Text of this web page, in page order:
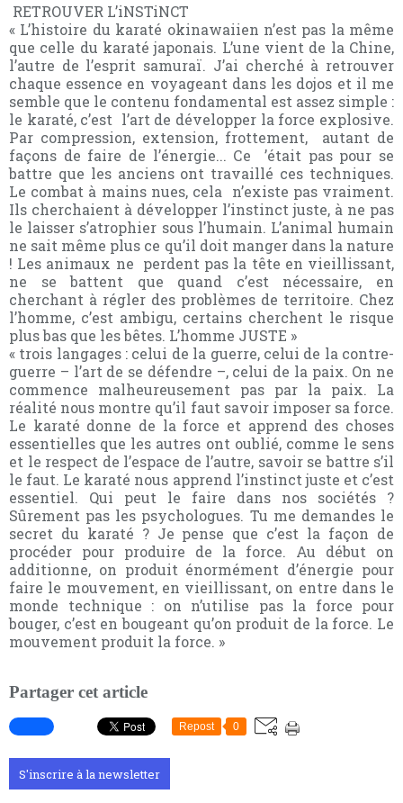
RETROUVER L’iNSTiNCT
« L’histoire du karaté okinawaiien n’est pas la même
que celle du karaté japonais. L’une vient de la Chine,
l’autre de l’esprit samuraï. J’ai cherché à retrouver
chaque essence en voyageant dans les dojos et il me
semble que le contenu fondamental est assez simple :
le karaté, c’est l’art de développer la force explosive.
Par compression, extension, frottement, autant de
façons de faire de l’énergie... Ce ’était pas pour se
battre que les anciens ont travaillé ces techniques.
Le combat à mains nues, cela n’existe pas vraiment.
Ils cherchaient à développer l’instinct juste, à ne pas
le laisser s’atrophier sous l’humain. L’animal humain
ne sait même plus ce qu’il doit manger dans la nature
! Les animaux ne perdent pas la tête en vieillissant,
ne se battent que quand c’est nécessaire, en
cherchant à régler des problèmes de territoire. Chez
l’homme, c’est ambigu, certains cherchent le risque
plus bas que les bêtes. L’homme JUSTE »
« trois langages : celui de la guerre, celui de la contre-
guerre – l’art de se défendre –, celui de la paix. On ne
commence malheureusement pas par la paix. La
réalité nous montre qu’il faut savoir imposer sa force.
Le karaté donne de la force et apprend des choses
essentielles que les autres ont oublié, comme le sens
et le respect de l’espace de l’autre, savoir se battre s’il
le faut. Le karaté nous apprend l’instinct juste et c’est
essentiel. Qui peut le faire dans nos sociétés ?
Sûrement pas les psychologues. Tu me demandes le
secret du karaté ? Je pense que c’est la façon de
procéder pour produire de la force. Au début on
additionne, on produit énormément d’énergie pour
faire le mouvement, en vieillissant, on entre dans le
monde technique : on n’utilise pas la force pour
bouger, c’est en bougeant qu’on produit de la force. Le
mouvement produit la force. »
Partager cet article
Repost 0
S'inscrire à la newsletter